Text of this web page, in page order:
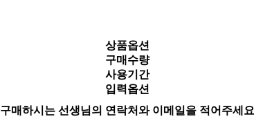
상품옵션
구매수량
사용기간
입력옵션
구매하시는 선생님의 연락처와 이메일을 적어주세요